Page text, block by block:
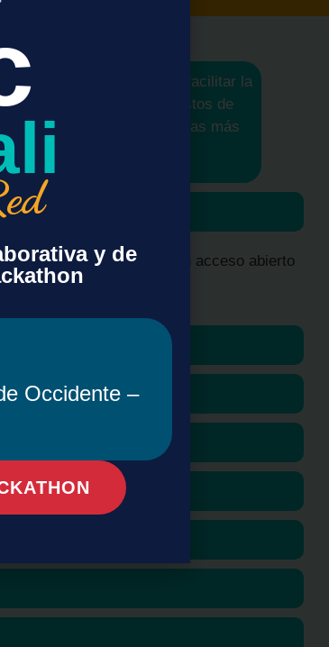
una estrategia clave para facilitar la
controlar los costos de
a las preguntas más
publicar artículos en acceso abierto
y de
Occidente –